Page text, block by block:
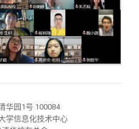
华园1号 100084
学信息化技术中心